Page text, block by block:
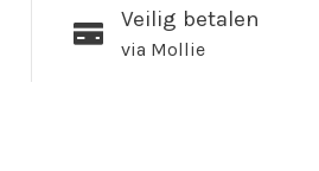
Veilig betalen
via Mollie